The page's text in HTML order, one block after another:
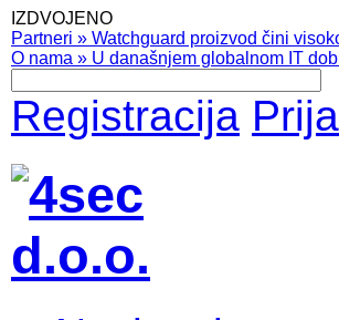
IZDVOJENO
Partneri » Watchguard proizvod čini
O nama » U današnjem globalnom IT
Registracija